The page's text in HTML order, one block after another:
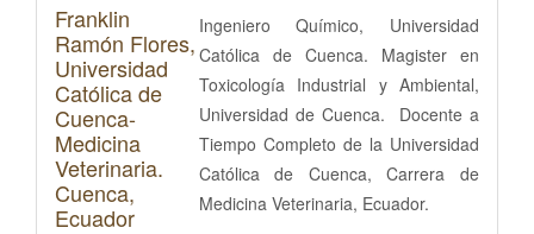
Franklin
Ramón Flores,
Universidad
Católica de
Cuenca-
Medicina
Veterinaria.
Cuenca,
Ecuador
Ingeniero Químico, Universidad
Católica de Cuenca. Magister en
Toxicología Industrial y Ambiental,
Universidad de Cuenca. Docente a
Tiempo Completo de la Universidad
Católica de Cuenca, Carrera de
Medicina Veterinaria, Ecuador.